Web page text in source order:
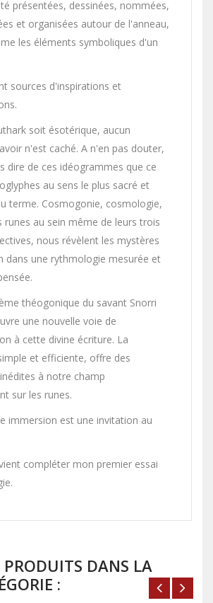
présentées, dessinées, nommées,
et organisées autour de l'anneau,
les éléments symboliques d'un
sources d'inspirations et
soit ésotérique, aucun
n'est caché. A n'en pas douter,
dire de ces idéogrammes que ce
au sens le plus sacré et
terme. Cosmogonie, cosmologie,
runes au sein même de leurs trois
nous révèlent les mystères
dans une rythmologie mesurée et
théogonique du savant Snorri
une nouvelle voie de
à cette divine écriture. La
et efficiente, offre des
à notre champ
sur les runes.
immersion est une invitation au
compléter mon premier essai
PRODUITS DANS LA
: